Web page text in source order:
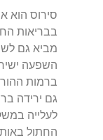
סירוס הוא
בבריאות
מביא גם
השפעה
ברמות
גם ירידה
לעלייה
החתול